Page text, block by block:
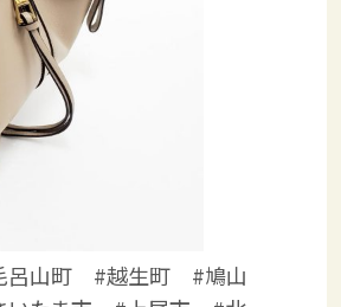
山町 #越生町 #鳩山